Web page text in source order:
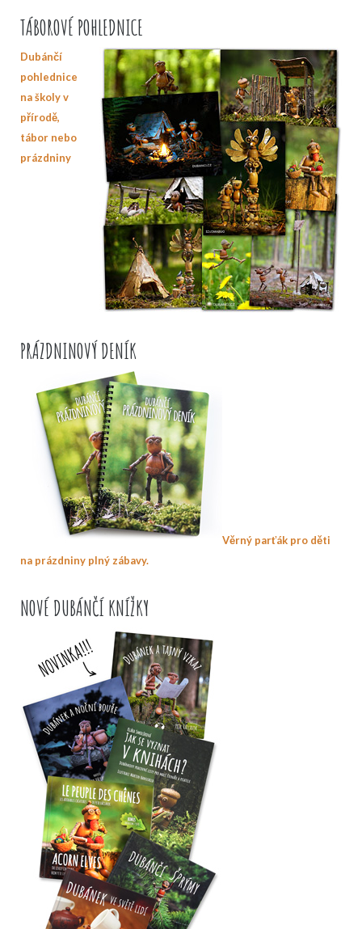
TÁBOROVÉ POHLEDNICE
Dubánčí
pohlednice
na školy v
přírodě,
tábor nebo
prázdniny
PRÁZDNINOVÝ DENÍK
Věrný parťák pro děti
na prázdniny plný zábavy.
NOVÉ DUBÁNČÍ KNÍŽKY